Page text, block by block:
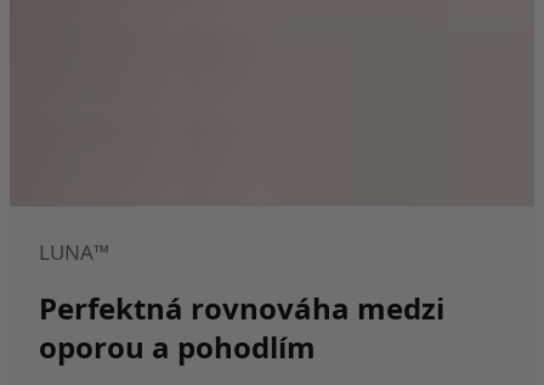
LUNA™
Perfektná rovnováha medzi
oporou a pohodlím